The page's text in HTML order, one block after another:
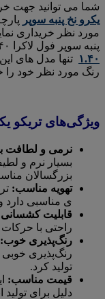
شما می توانید جهت
یکرو نخ پنبه سوپر
مورد نظر خریداری
پنبه سوپر فول لاکرا ۱.۴۰ از قسمت
۱.۴۰ تنها مدل های
رنگ مورد نظر خود را
ویژگی‌های تریکو یکرو فول
نرمی و لطافت
بسیار نرم و
بزرگسالان
تهویه مناسب:
ی مناسبی دارد
قابلیت
راحتی با
رنگ‌پذیری خوب:
رنگ‌پذیری
تولید کرد.
قیمت مناسب:
دلیل برای